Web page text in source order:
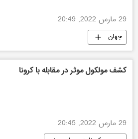
29 مارس 2022, 20:49
جهان
کشف مولکول موثر در مقابله با کرونا
29 مارس 2022, 20:45